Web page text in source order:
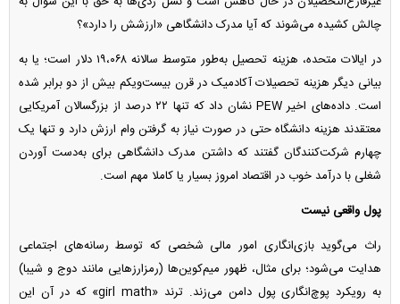
چالش کشیده می‌شوند که آیا مدرک دانشگاهی «ارزشش را دارد»؟
در ایالات متحده، هزینه تحصیل به‌طور متوسط سالانه ۱۹،۰۶۸ دلار است؛ یا به
بیانی دیگر هزینه تحصیلات آکادمیک در قرن بیست‌ویکم بیش از دو برابر شده
است. داده‌های اخیر PEW نشان داد که تنها ۲۲ درصد از بزرگسالان آمریکایی
معتقدند هزینه دانشگاه حتی در صورت نیاز به گرفتن وام ارزش دارد و تنها یک
چهارم شرکت‌کنندگان گفتند که داشتن مدرک دانشگاهی برای به‌دست آوردن
شغلی با درآمد خوب در اقتصاد امروز بسیار یا کاملا مهم است.
پول واقعی نیست
راث می‌گوید بازی‌انگاری امور مالی شخصی که توسط رسانه‌های اجتماعی
هدایت می‌شود؛ برای مثال، ظهور میم‌کوین‌ها (رمزارز‌هایی مانند دوج و شیبا)
به رویکرد پوچ‌انگاری پول دامن می‌زند. ترند «girl math» که در آن این